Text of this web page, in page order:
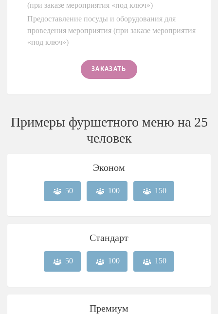
(при заказе мероприятия «под ключ»)
Предоставление посуды и оборудования для
проведения мероприятия (при заказе мероприятия
«под ключ»)
ЗАКАЗАТЬ
Примеры фуршетного меню на 25
человек
Эконом
50 100 150
Стандарт
50 100 150
Премиум